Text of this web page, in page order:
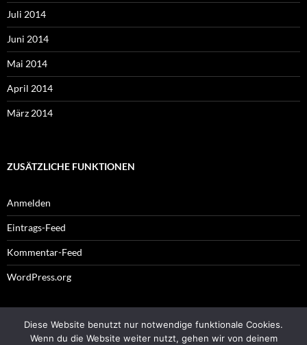
Juli 2014
Juni 2014
Mai 2014
April 2014
März 2014
ZUSÄTZLICHE FUNKTIONEN
Anmelden
Eintrags-Feed
Kommentar-Feed
WordPress.org
Impressum
Diese Website benutzt nur notwendige funktionale Cookies.
Wenn du die Website weiter nutzt, gehen wir von deinem